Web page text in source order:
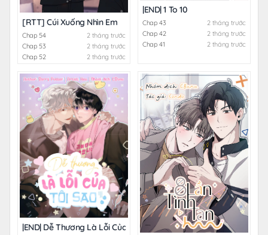
[RTT] Cúi Xuống Nhìn Em
Chap 54
2 tháng trước
Chap 53
2 tháng trước
Chap 52
2 tháng trước
|END| 1 To 10
Chap 43
2 tháng trước
Chap 42
2 tháng trước
Chap 41
2 tháng trước
|END| Dễ Thương Là Lỗi Của Tôi Sao?!